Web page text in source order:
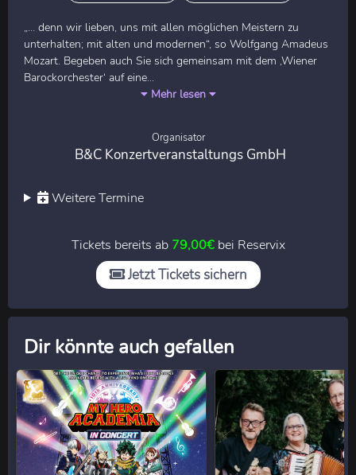
„… denn wir lieben, uns mit allen möglichen Meistern zu
unterhalten; mit alten und modernen“, so Wolfgang Amadeus
Mozart. Begeben auch Sie sich gemeinsam mit dem ‚Wiener
Barockorchester‘ auf eine...
Mehr lesen
Organisator
B&C Konzertveranstaltungs GmbH
Weitere Termine
Tickets bereits ab 79,00€bei Reservix
Jetzt Tickets sichern
Dir könnte auch gefallen